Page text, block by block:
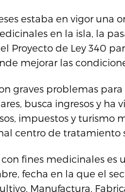
estaba en vigor una
en la isla, la
Proyecto de Ley 340
mejorar las
graves problemas
busca ingresos y ha
impuestos y turismo
centro de tratamiento
fines medicinales es
fecha en la que el
Manufactura,